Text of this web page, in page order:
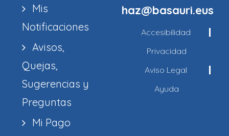
Mis
Notificaciones
Avisos,
Quejas,
Sugerencias y
Preguntas
Mi Pago
haz@basauri.eus
Accesibilidad
Privacidad
Aviso Legal
Ayuda